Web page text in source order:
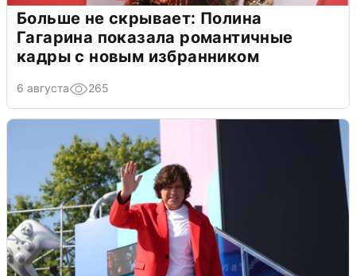
Больше не скрывает: Полина
Гагарина показала романтичные
кадры с новым избранником
6 августа 265